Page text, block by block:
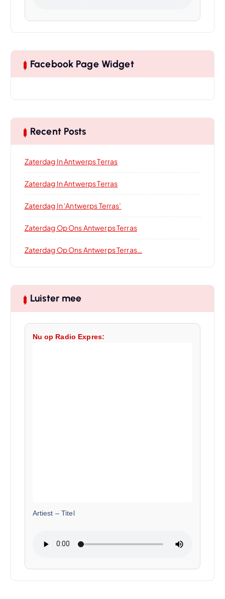
Facebook Page Widget
Recent Posts
Zaterdag In Antwerps Terras
Zaterdag In Antwerps Terras
Zaterdag In ‘Antwerps Terras’
Zaterdag Op Ons Antwerps Terras
Zaterdag Op Ons Antwerps Terras…
Luister mee
Nu op Radio Expres:
Artiest – Titel